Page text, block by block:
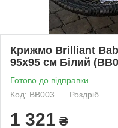
Крижмо Brilliant
95х95 см Білий
Готово до відправки
Код: BB003
Роздріб
1 321 ₴